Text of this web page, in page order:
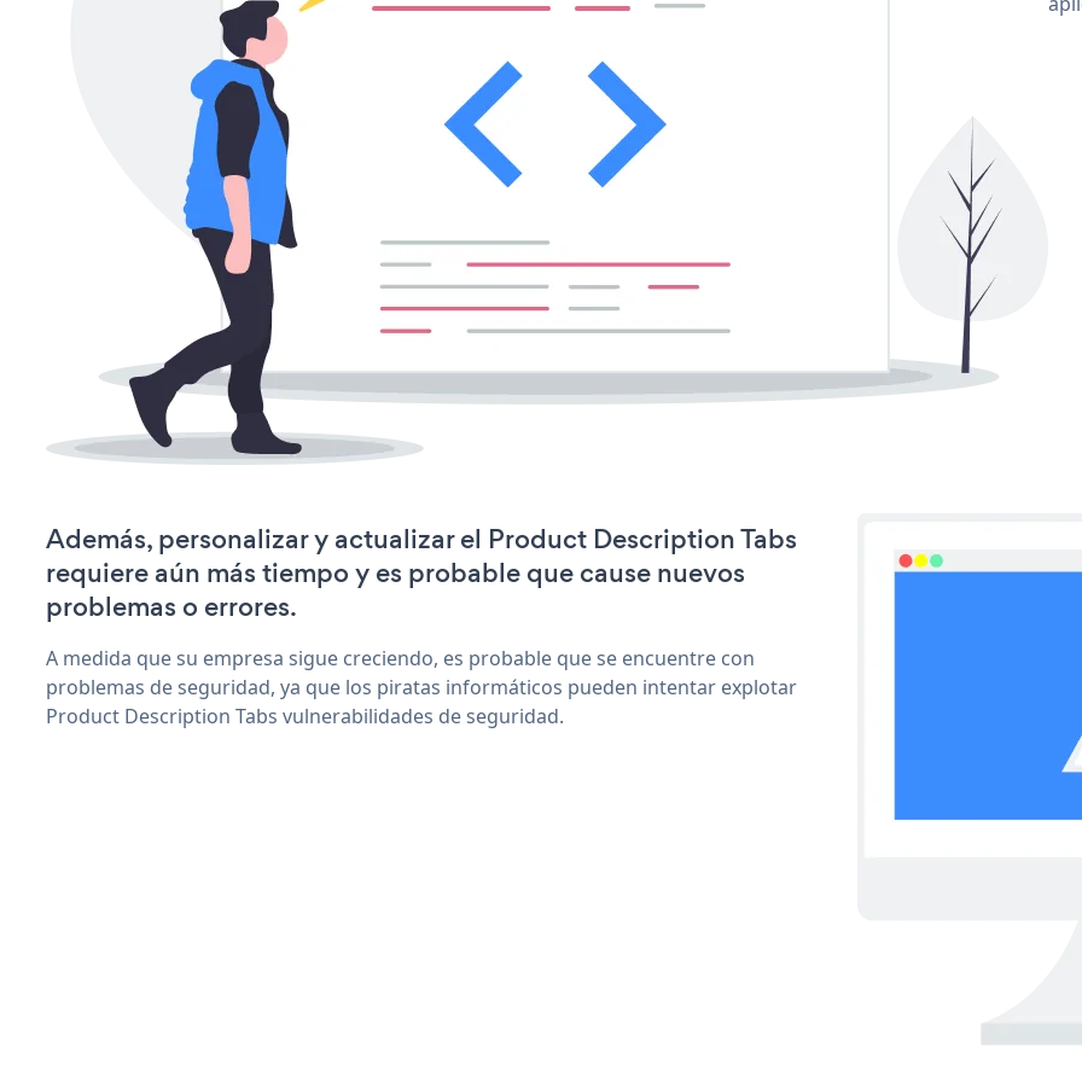
Además, personalizar y actualizar el Product Description Tabs
requiere aún más tiempo y es probable que cause nuevos
problemas o errores.
A medida que su empresa sigue creciendo, es probable que se encuentre con
problemas de seguridad, ya que los piratas informáticos pueden intentar explotar
Product Description Tabs vulnerabilidades de seguridad.